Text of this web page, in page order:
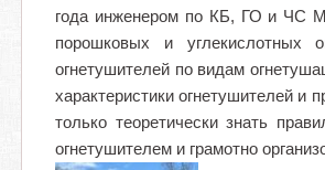
года инженером по КБ, ГО и ЧС
порошковых и углекислотных
огнетушителей по видам
характеристики огнетушителей и
только теоретически знать
огнетушителем и грамотно